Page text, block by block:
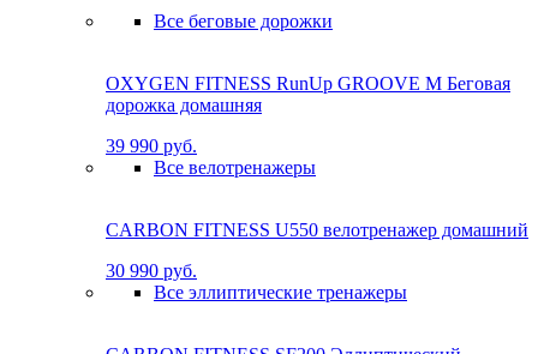
Все беговые дорожки
OXYGEN FITNESS RunUp GROOVE M Бе­го­вая
до­рож­ка до­маш­няя
39 990 руб.
Все велотренажеры
CARBON FITNESS U550 велотренажер домашний
30 990 руб.
Все эллиптические тренажеры